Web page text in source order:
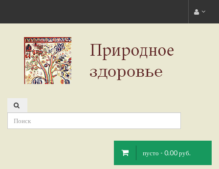
пусто - 0.00 руб.